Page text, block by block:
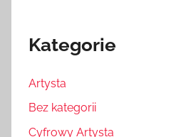
Kategorie
Artysta
Bez kategorii
Cyfrowy Artysta